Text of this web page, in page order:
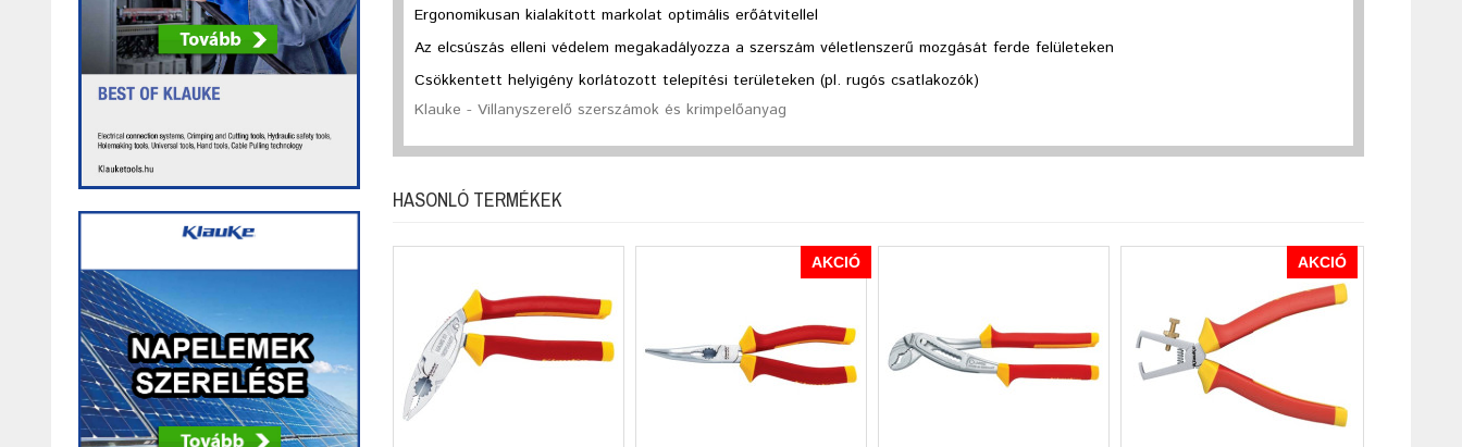
Ergonomikusan kialakított markolat optimális erőátvitellel
Az elcsúszás elleni védelem megakadályozza a szerszám véletlenszerű mozgását ferde felületeken
Csökkentett helyigény korlátozott telepítési területeken (pl. rugós csatlakozók)
Klauke - Villanyszerelő szerszámok és krimpelőanyag
HASONLÓ TERMÉKEK
AKCIÓ AKCIÓ